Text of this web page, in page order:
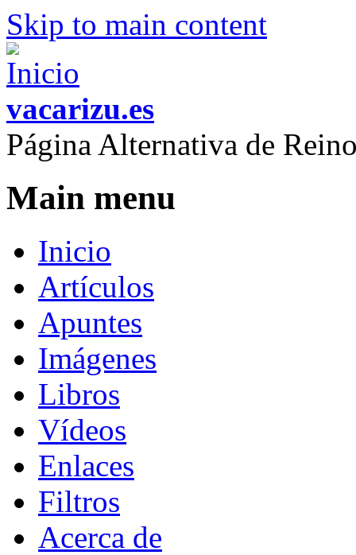
Skip to main content
vacarizu.es
Página Alternativa de
Main menu
Inicio
Artículos
Apuntes
Imágenes
Libros
Vídeos
Enlaces
Filtros
Acerca de